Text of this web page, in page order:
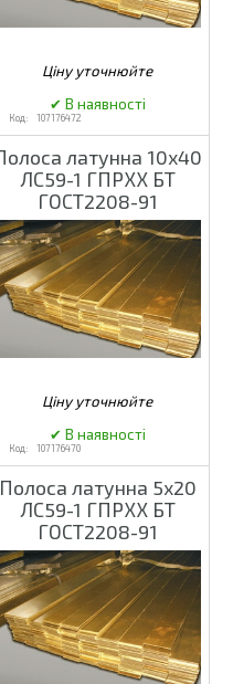
107176472
латунна 10x40
ЛС59-1 ГПРХХ БТ
ГОСТ2208-91
107176470
Полоса латунна 5x20
ЛС59-1 ГПРХХ БТ
ГОСТ2208-91